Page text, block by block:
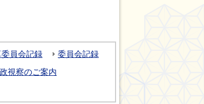
員会記録 委員会記録
視察のご案内